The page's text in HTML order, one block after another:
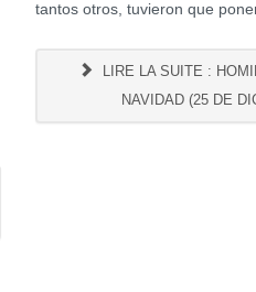
tantos otros, tuvieron que
LIRE LA SUITE :
NAVIDAD (25 DE